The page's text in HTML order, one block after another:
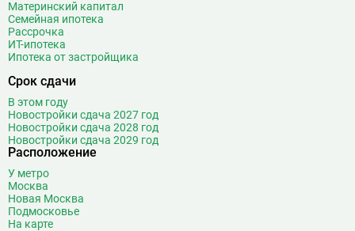
Материнский капитал
Семейная ипотека
Рассрочка
ИТ-ипотека
Ипотека от застройщика
Срок сдачи
В этом году
Новостройки сдача 2027 год
Новостройки сдача 2028 год
Новостройки сдача 2029 год
Расположение
У метро
Москва
Новая Москва
Подмосковье
На карте